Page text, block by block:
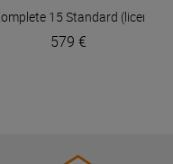
Line15 Standard (licence)
579 €